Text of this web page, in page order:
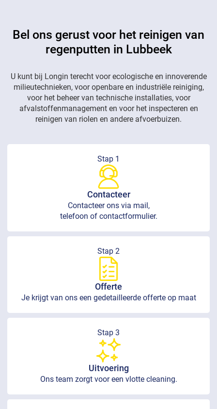
Bel ons gerust voor het reinigen van
regenputten in Lubbeek
U kunt bij Longin terecht voor ecologische en innoverende
milieutechnieken, voor openbare en industriële reiniging,
voor het beheer van technische installaties, voor
afvalstoffenmanagement en voor het inspecteren en
reinigen van riolen en andere afvoerbuizen.
Stap 1
Contacteer
Contacteer ons via mail,
telefoon of contactformulier.
Stap 2
Offerte
Je krijgt van ons een gedetailleerde offerte op maat
Stap 3
Uitvoering
Ons team zorgt voor een vlotte cleaning.